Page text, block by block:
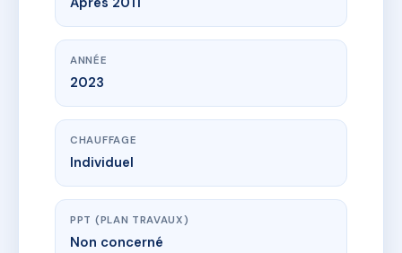
ANNÉE
2023
CHAUFFAGE
Individuel
PPT (PLAN TRAVAUX)
Non concerné